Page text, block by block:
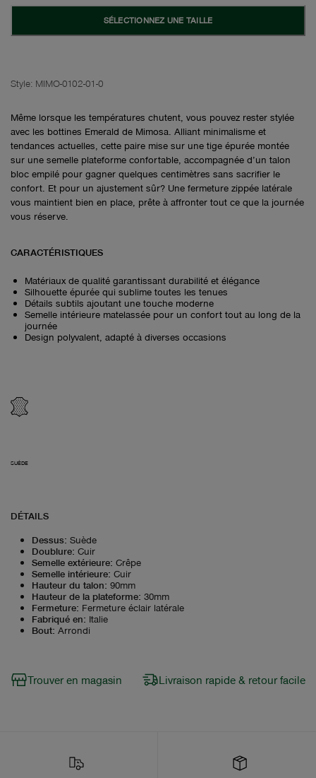
SÉLECTIONNEZ UNE TAILLE
Style: MIMO-0102-01-0
Même lorsque les températures chutent, vous pouvez rester stylée
avec les bottines Emerald de Mimosa. Alliant minimalisme et
tendances actuelles, cette paire mise sur une tige épurée montée
sur une semelle plateforme confortable, accompagnée d’un talon
bloc empilé pour gagner quelques centimètres sans sacrifier le
confort. Et pour un ajustement sûr? Une fermeture zippée latérale
vous maintient bien en place, prête à affronter tout ce que la journée
vous réserve.
CARACTÉRISTIQUES
Matériaux de qualité garantissant durabilité et élégance
Silhouette épurée qui sublime toutes les tenues
Détails subtils ajoutant une touche moderne
Semelle intérieure matelassée pour un confort tout au long de la
journée
Design polyvalent, adapté à diverses occasions
SUÈDE
DÉTAILS
Dessus: Suède
Doublure: Cuir
Semelle extérieure: Crêpe
Semelle intérieure: Cuir
Hauteur du talon: 90mm
Hauteur de la plateforme: 30mm
Fermeture: Fermeture éclair latérale
Fabriqué en: Italie
Bout: Arrondi
Trouver en magasin Livraison rapide & retour facile